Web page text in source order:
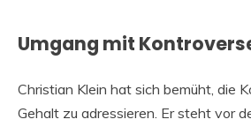
Umgang mit
Christian Klein hat sich bemüht, die
Gehalt zu adressieren. Er steht vor